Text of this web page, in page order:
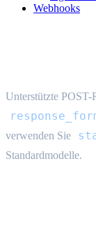
Webhooks
Unterstützte POST-
verwenden Sie
Standardmodelle.